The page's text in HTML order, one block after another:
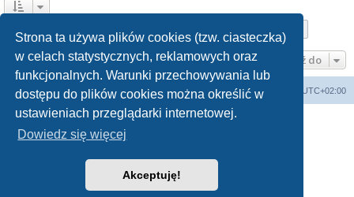
Strona ta używa plików cookies (tzw. ciasteczka)
w celach statystycznych, reklamowych oraz
funkcjonalnych. Warunki przechowywania lub
dostępu do plików cookies można określić w
ustawieniach przeglądarki internetowej.
Dowiedz się więcej
Akceptuję!
Przejdź do
Forum Bike Łódź - Forum Rowerowe Łódź - Forum Szosowe - Forum MTB Strona Główna Strefa czasowa UTC+02:00
Linki partnerskie: strony www lodz Fotografia Analogowa
Technologię dostarczaphpBB® Forum Software © phpBB Limited
Polski pakiet językowy dostarcza